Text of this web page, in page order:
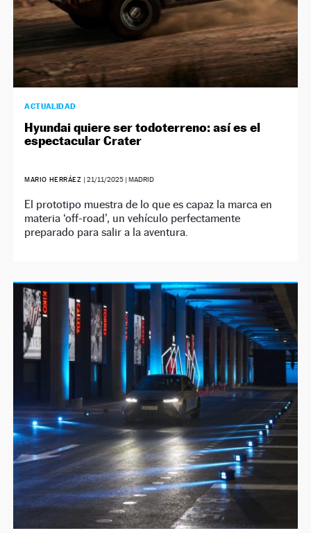
ACTUALIDAD
Hyundai quiere ser todoterreno: así es el
espectacular Crater
MARIO HERRÁEZ |21/11/2025 | MADRID
El prototipo muestra de lo que es capaz la marca en
materia ‘off-road’, un vehículo perfectamente
preparado para salir a la aventura.